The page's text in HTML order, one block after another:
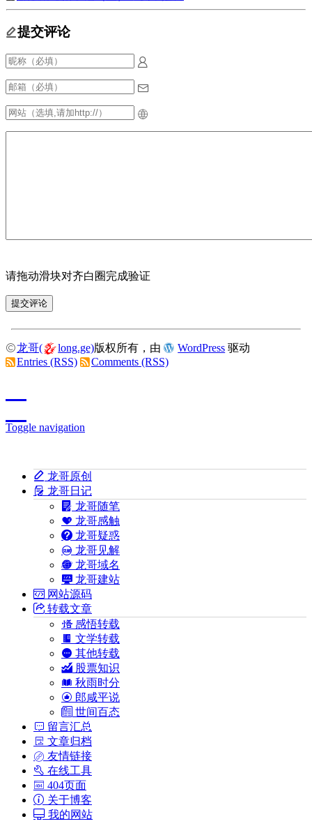
提交评论
请拖动滑块对齐白圈完成验证
龙哥( long.ge)版权所有，由 WordPress 驱动
Entries (RSS)
Comments (RSS)
Toggle navigation
龙哥原创
龙哥日记
龙哥随笔
龙哥感触
龙哥疑惑
龙哥见解
龙哥域名
龙哥建站
网站源码
转载文章
感悟转载
文学转载
其他转载
股票知识
秋雨时分
郎咸平说
世间百态
留言汇总
文章归档
友情链接
在线工具
404页面
关于博客
我的网站